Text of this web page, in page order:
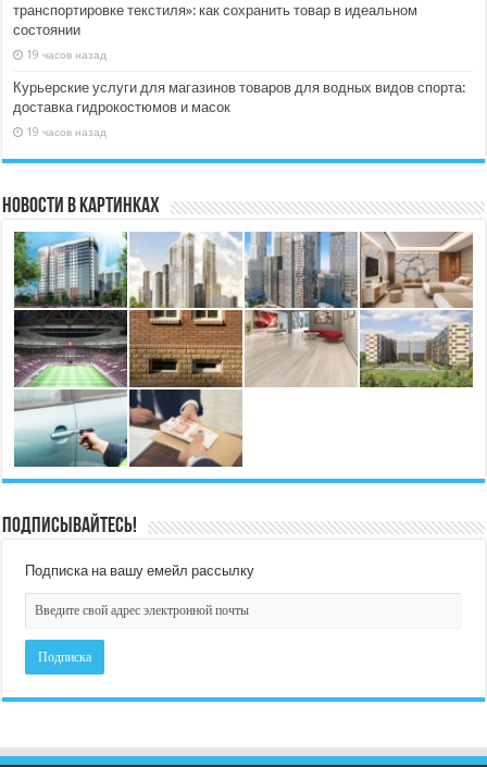
транспортировке текстиля»: как сохранить товар в идеальном
состоянии
19 часов назад
Курьерские услуги для магазинов товаров для водных видов спорта:
доставка гидрокостюмов и масок
19 часов назад
Новости в картинках
Подписывайтесь!
Подписка на вашу емейл рассылку